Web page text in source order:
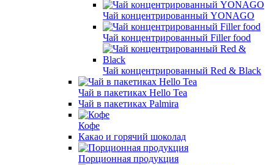
Чай концентрированный YONAGO
Чай концентрированный Filler food
Чай концентрированный Red & Black
Чай в пакетиках Hello Tea
Чай в пакетиках Palmira
Кофе
Какао и горячий шоколад
Порционная продукция